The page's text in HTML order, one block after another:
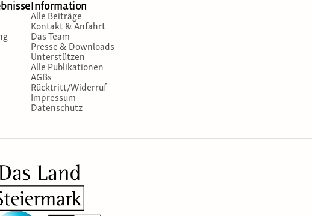
Information
Alle Beiträge
Kontakt & Anfahrt
Das Team
Presse & Downloads
Unterstützen
Alle Publikationen
AGBs
Rücktritt/Widerruf
Impressum
Datenschutz